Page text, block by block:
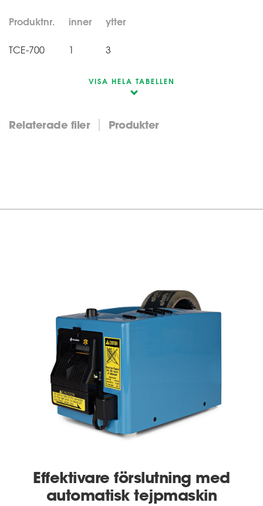
Produktnr. inner ytter
TCE-700 1 3
VISA HELA TABELLEN
Relaterade filer Produkter
Effektivare förslutning med
automatisk tejpmaskin